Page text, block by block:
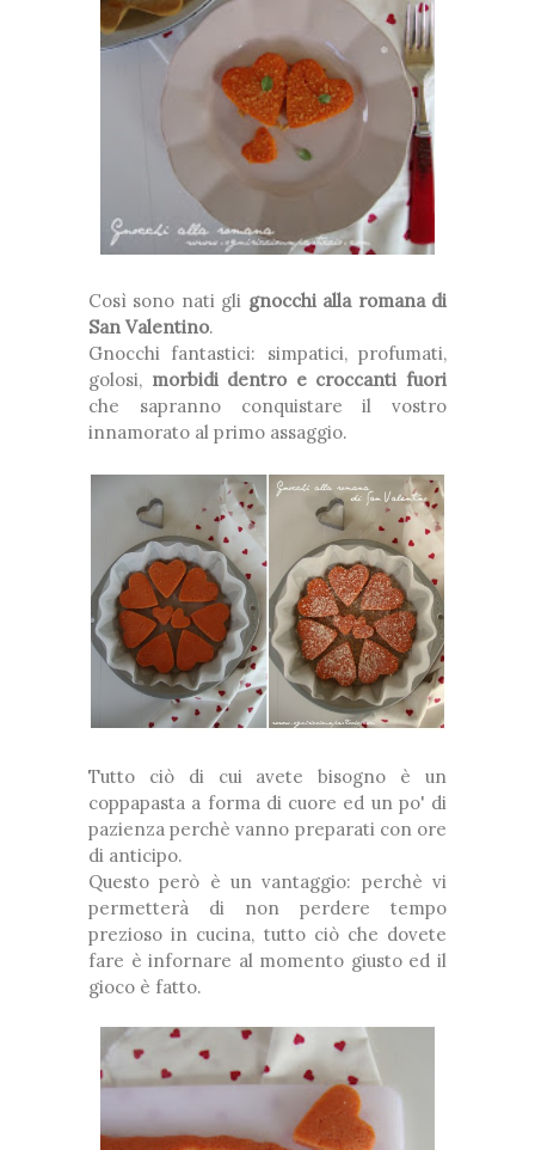
Così sono nati gli gnocchi alla romana di
San Valentino.
Gnocchi fantastici: simpatici, profumati,
golosi, morbidi dentro e croccanti fuori
che sapranno conquistare il vostro
innamorato al primo assaggio.
Tutto ciò di cui avete bisogno è un
coppapasta a forma di cuore ed un po' di
pazienza perchè vanno preparati con ore
di anticipo.
Questo però è un vantaggio: perchè vi
permetterà di non perdere tempo
prezioso in cucina, tutto ciò che dovete
fare è infornare al momento giusto ed il
gioco è fatto.
❅